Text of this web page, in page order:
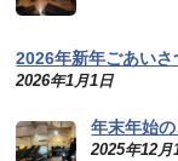
2026年新年ごあいさ
2026年1月1日
年末年始
2025年12月